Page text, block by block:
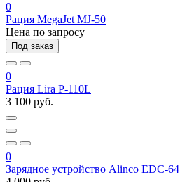
0
Рация MegaJet MJ-50
Цена по запросу
Под заказ
0
Рация Lira P-110L
3 100 руб.
0
Зарядное устройство Alinco EDC-64